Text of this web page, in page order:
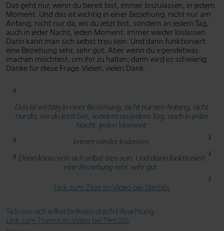
Das geht nur, wenn du bereit bist, immer loszulassen, in jedem
Moment. Und das ist wichtig in einer Beziehung, nicht nur am
Anfang, nicht nur da, wo du jetzt bist, sondern an jedem Tag,
auch in jeder Nacht, jeden Moment: immer wieder loslassen.
Dann kann man sich selbst treu sein. Und dann funktioniert
eine Beziehung sehr, sehr gut. Aber wenn du irgendetwas
machen möchtest, um ihn zu halten, dann wird es schwierig.
Danke für diese Frage. Vielen, vielen Dank.
Das ist wichtig in einer Beziehung, nicht nur am Anfang, nicht
nur da, wo du jetzt bist, sondern an jedem Tag, auch in jeder
Nacht, jeden Moment:
immer wieder loslassen.
Dann kann man sich selbst treu sein. Und dann funktioniert
eine Beziehung sehr, sehr gut.
Link zum Zitat im Video bei 18m50s
Sich von sich selbst befreien durch Erleuchtung
Link zum Thema im Video bei 19m30s